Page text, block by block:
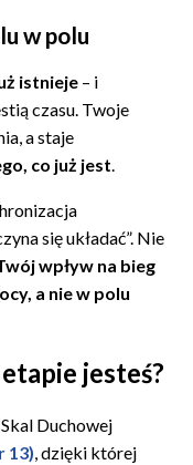
w polu
istnieje – i
czasu. Twoje
a staje
co już jest
się układać”. Nie
wpływ na bieg
a nie w polu
jesteś?
Duchowej
13), dzięki której